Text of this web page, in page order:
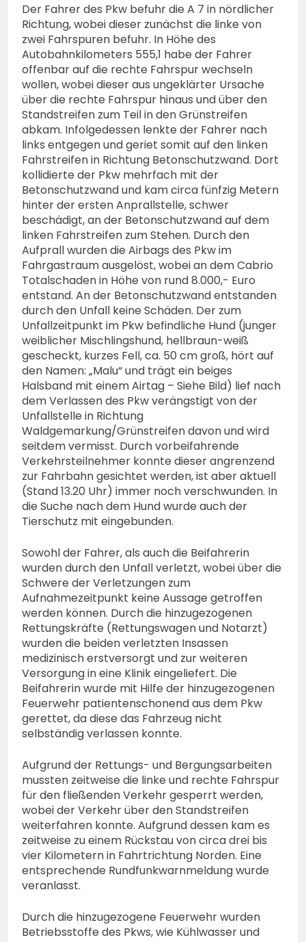
Der Fahrer des Pkw befuhr die A 7 in nördlicher
Richtung, wobei dieser zunächst die linke von
zwei Fahrspuren befuhr. In Höhe des
Autobahnkilometers 555,1 habe der Fahrer
offenbar auf die rechte Fahrspur wechseln
wollen, wobei dieser aus ungeklärter Ursache
über die rechte Fahrspur hinaus und über den
Standstreifen zum Teil in den Grünstreifen
abkam. Infolgedessen lenkte der Fahrer nach
links entgegen und geriet somit auf den linken
Fahrstreifen in Richtung Betonschutzwand. Dort
kollidierte der Pkw mehrfach mit der
Betonschutzwand und kam circa fünfzig Metern
hinter der ersten Anprallstelle, schwer
beschädigt, an der Betonschutzwand auf dem
linken Fahrstreifen zum Stehen. Durch den
Aufprall wurden die Airbags des Pkw im
Fahrgastraum ausgelöst, wobei an dem Cabrio
Totalschaden in Höhe von rund 8.000,- Euro
entstand. An der Betonschutzwand entstanden
durch den Unfall keine Schäden. Der zum
Unfallzeitpunkt im Pkw befindliche Hund (junger
weiblicher Mischlingshund, hellbraun-weiß
gescheckt, kurzes Fell, ca. 50 cm groß, hört auf
den Namen: „Malu“ und trägt ein beiges
Halsband mit einem Airtag – Siehe Bild) lief nach
dem Verlassen des Pkw verängstigt von der
Unfallstelle in Richtung
Waldgemarkung/Grünstreifen davon und wird
seitdem vermisst. Durch vorbeifahrende
Verkehrsteilnehmer konnte dieser angrenzend
zur Fahrbahn gesichtet werden, ist aber aktuell
(Stand 13.20 Uhr) immer noch verschwunden. In
die Suche nach dem Hund wurde auch der
Tierschutz mit eingebunden.
Sowohl der Fahrer, als auch die Beifahrerin
wurden durch den Unfall verletzt, wobei über die
Schwere der Verletzungen zum
Aufnahmezeitpunkt keine Aussage getroffen
werden können. Durch die hinzugezogenen
Rettungskräfte (Rettungswagen und Notarzt)
wurden die beiden verletzten Insassen
medizinisch erstversorgt und zur weiteren
Versorgung in eine Klinik eingeliefert. Die
Beifahrerin wurde mit Hilfe der hinzugezogenen
Feuerwehr patientenschonend aus dem Pkw
gerettet, da diese das Fahrzeug nicht
selbständig verlassen konnte.
Aufgrund der Rettungs- und Bergungsarbeiten
mussten zeitweise die linke und rechte Fahrspur
für den fließenden Verkehr gesperrt werden,
wobei der Verkehr über den Standstreifen
weiterfahren konnte. Aufgrund dessen kam es
zeitweise zu einem Rückstau von circa drei bis
vier Kilometern in Fahrtrichtung Norden. Eine
entsprechende Rundfunkwarnmeldung wurde
veranlasst.
Durch die hinzugezogene Feuerwehr wurden
Betriebsstoffe des Pkws, wie Kühlwasser und